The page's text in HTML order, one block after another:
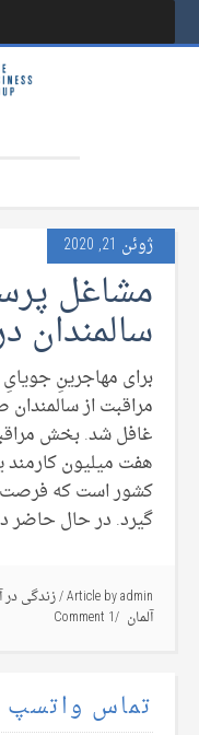
ژوئن 21, 2020
مشاغل
سالمندان
براى مهاجرینِ
مراقبت از
غافل شد. بخش
هفت میلیون کارمند
کشور است که فرصت
گیرد. در حال حاضر
Article byadmin
/زندگی در
آلمان
1 Comment
تماس واتسپ